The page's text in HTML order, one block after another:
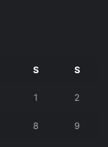
S S
1 2
8 9